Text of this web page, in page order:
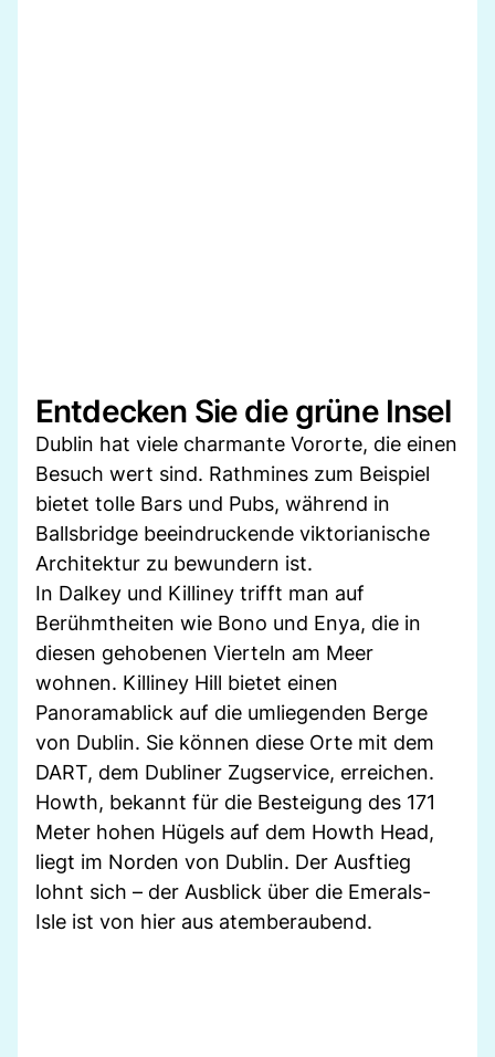
Entdecken Sie die grüne Insel
Dublin hat viele charmante Vororte, die einen
Besuch wert sind. Rathmines zum Beispiel
bietet tolle Bars und Pubs, während in
Ballsbridge beeindruckende viktorianische
Architektur zu bewundern ist.
In Dalkey und Killiney trifft man auf
Berühmtheiten wie Bono und Enya, die in
diesen gehobenen Vierteln am Meer
wohnen. Killiney Hill bietet einen
Panoramablick auf die umliegenden Berge
von Dublin. Sie können diese Orte mit dem
DART, dem Dubliner Zugservice, erreichen.
Howth, bekannt für die Besteigung des 171
Meter hohen Hügels auf dem Howth Head,
liegt im Norden von Dublin. Der Ausftieg
lohnt sich – der Ausblick über die Emerals-
Isle ist von hier aus atemberaubend.